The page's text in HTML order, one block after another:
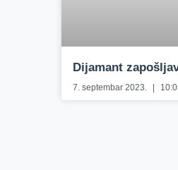
Dijamant
7. septembar 2023.